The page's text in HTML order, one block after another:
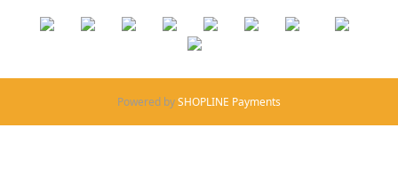
Powered bySHOPLINE Payments